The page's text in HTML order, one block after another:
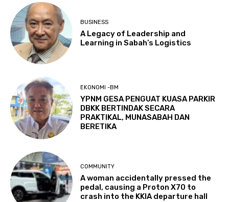
BUSINESS
A Legacy of Leadership and
Learning in Sabah’s Logistics
EKONOMI -BM
YPNM GESA PENGUAT KUASA PARKIR
DBKK BERTINDAK SECARA
PRAKTIKAL, MUNASABAH DAN
BERETIKA
COMMUNITY
A woman accidentally pressed the
pedal, causing a Proton X70 to
crash into the KKIA departure hall